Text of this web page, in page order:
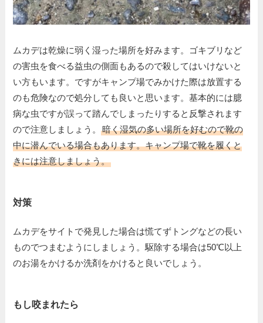
ムカデは乾燥に弱く湿った場所を好みます。ゴキブリなど
の害虫を食べる益虫の側面もあるので殺してはいけないと
い方もいます。ですがキャンプ場でみかけた際は放置する
のも危険なので処分しても良いと思います。基本的には臆
病な虫ですが誤って踏んでしまったりすると反撃されます
ので注意しましょう。暗く湿気の多い場所を好むので靴の
中に潜んでいる場合もあります。キャンプ場で靴を履くと
きには注意しましょう。
対策
ムカデをサイトで発見した場合は慌てずトングなどの長い
ものでつまむようにしましょう。駆除する場合は50℃以上
のお湯をかけるか洗剤をかけると良いでしょう。
もし咬まれたら